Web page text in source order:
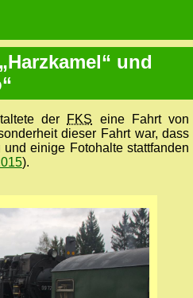
und
der FKS eine Fahrt von
dieser Fahrt war, dass
einige Fotohalte stattfanden
).